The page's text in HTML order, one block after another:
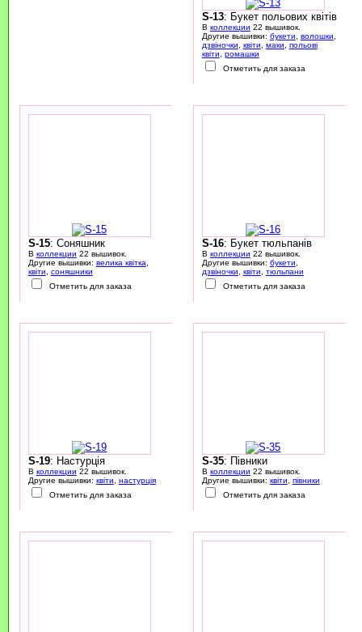
S-13: Букет польових квітів
В коллекции 22 вышивок.
Другие вышивки: букети волошки
дзвіночки
квіти маки
польові
квіти
ромашки
Отметить для заказа
S-15: Соняшник
В коллекции 22 вышивок.
Другие вышивки: велика квітка
квіти
соняшники
Отметить для заказа
S-16: Букет тюльпанів
В коллекции 22 вышивок.
Другие вышивки: букети
дзвіночки
квіти
тюльпани
Отметить для заказа
S-19: Настурція
В коллекции 22 вышивок.
Другие вышивки: квіти
настурція
Отметить для заказа
S-35: Півники
В коллекции 22 вышивок.
Другие вышивки: квіти
півники
Отметить для заказа